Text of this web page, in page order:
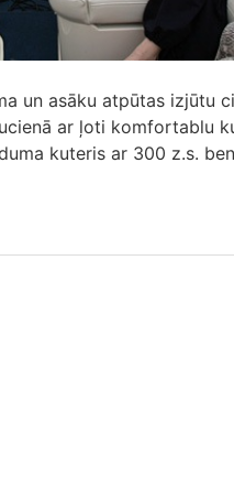
un asāku atpūtas izjūtu
ar ļoti komfortablu
kuteris ar 300 z.s.